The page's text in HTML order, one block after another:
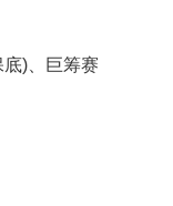
)、巨筹赛